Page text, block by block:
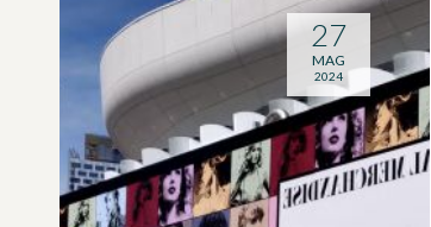
27
MAG
2024